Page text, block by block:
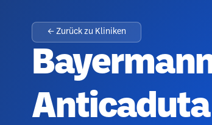
← Zurück zu Kliniken